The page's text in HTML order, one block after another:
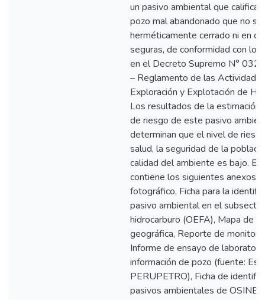
un pasivo ambiental que califica
pozo mal abandonado que no
herméticamente cerrado ni en
seguras, de conformidad con lo
en el Decreto Supremo N°
– Reglamento de las
Exploración y Explotación de
Los resultados de la estimación
de riesgo de este pasivo
determinan que el nivel de
salud, la seguridad de la
calidad del ambiente es bajo. El
contiene los siguientes anexos:
fotográfico, Ficha para la
pasivo ambiental en el subsector
hidrocarburo (OEFA), Mapa de
geográfica, Reporte de
Informe de ensayo de
información de pozo (fuente:
PERUPETRO), Ficha de
pasivos ambientales de